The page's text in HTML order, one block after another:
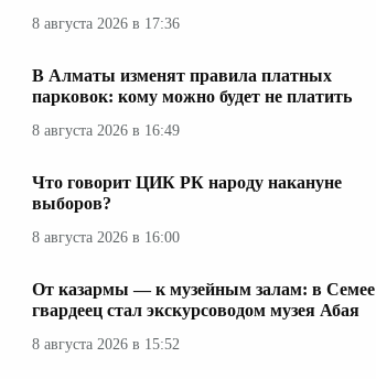
8 августа 2026 в 17:36
В Алматы изменят правила платных
парковок: кому можно будет не платить
8 августа 2026 в 16:49
Что говорит ЦИК РК народу накануне
выборов?
8 августа 2026 в 16:00
От казармы — к музейным залам: в Семее
гвардеец стал экскурсоводом музея Абая
8 августа 2026 в 15:52